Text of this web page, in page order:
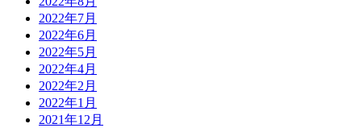
2022年7月
2022年6月
2022年5月
2022年4月
2022年2月
2022年1月
2021年12月